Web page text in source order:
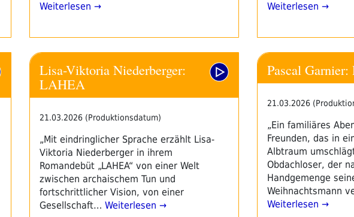
Weiterlesen →
Weiterlesen →
Lisa-Viktoria Niederberger:
LAHEA
21.03.2026 (Produktionsdatum)
„Mit eindringlicher Sprache erzählt Lisa-
Viktoria Niederberger in ihrem
Romandebüt „LAHEA“ von einer Welt
zwischen archaischem Tun und
fortschrittlicher Vision, von einer
Gesellschaft… Weiterlesen →
Pascal
21.03.2026
„Ein familiäres
Freunden, das in
Albtraum
Obdachloser, der
Handgemenge
Weihnachtsmann
Weiterlesen →